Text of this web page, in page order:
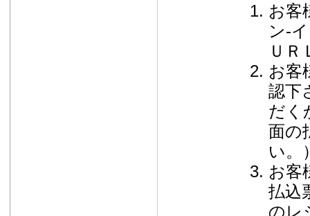
お客
ン-
Ｕ
お客
認下
だく
面の
い。
お客
払込
のレ